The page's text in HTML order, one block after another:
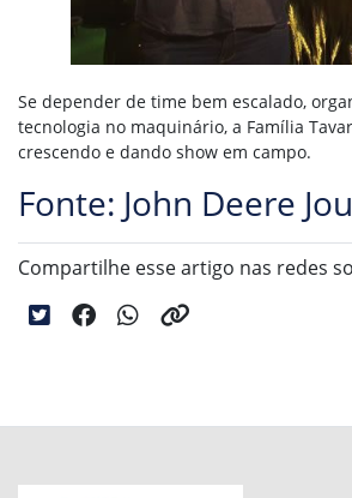
Se depender de time bem escalado,
tecnologia no maquinário, a Família
crescendo e dando show em campo.
Fonte: John Deere
Compartilhe esse artigo nas redes